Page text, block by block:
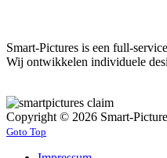
Smart-Pictures is een full-
Wij ontwikkelen individuele
Copyright © 2026 Smart-
Goto Top